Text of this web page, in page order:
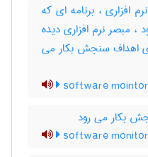
افزاری ، برنامه ای که
مبصر نرم افزاری دیده
اهداف سنجش بکار می
software mointor
بکار می رود
software monitor